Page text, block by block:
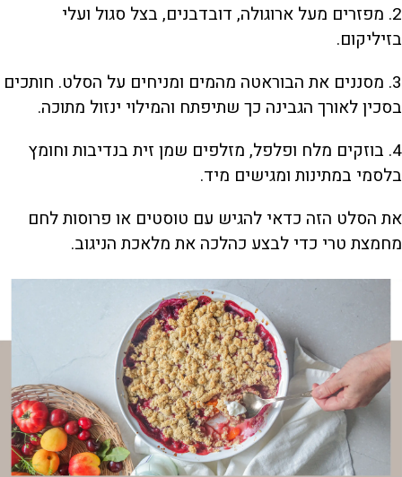
2. מפזרים מעל ארוגולה, דובדבנים, בצל סגול ועלי
בזיליקום.
3. מסננים את הבוראטה מהמים ומניחים על הסלט. חותכים
בסכין לאורך הגבינה כך שתיפתח והמילוי ינזול מתוכה.
4. בוזקים מלח ופלפל, מזלפים שמן זית בנדיבות וחומץ
בלסמי במתינות ומגישים מיד.
את הסלט הזה כדאי להגיש עם טוסטים או פרוסות לחם
מחמצת טרי כדי לבצע כהלכה את מלאכת הניגוב.